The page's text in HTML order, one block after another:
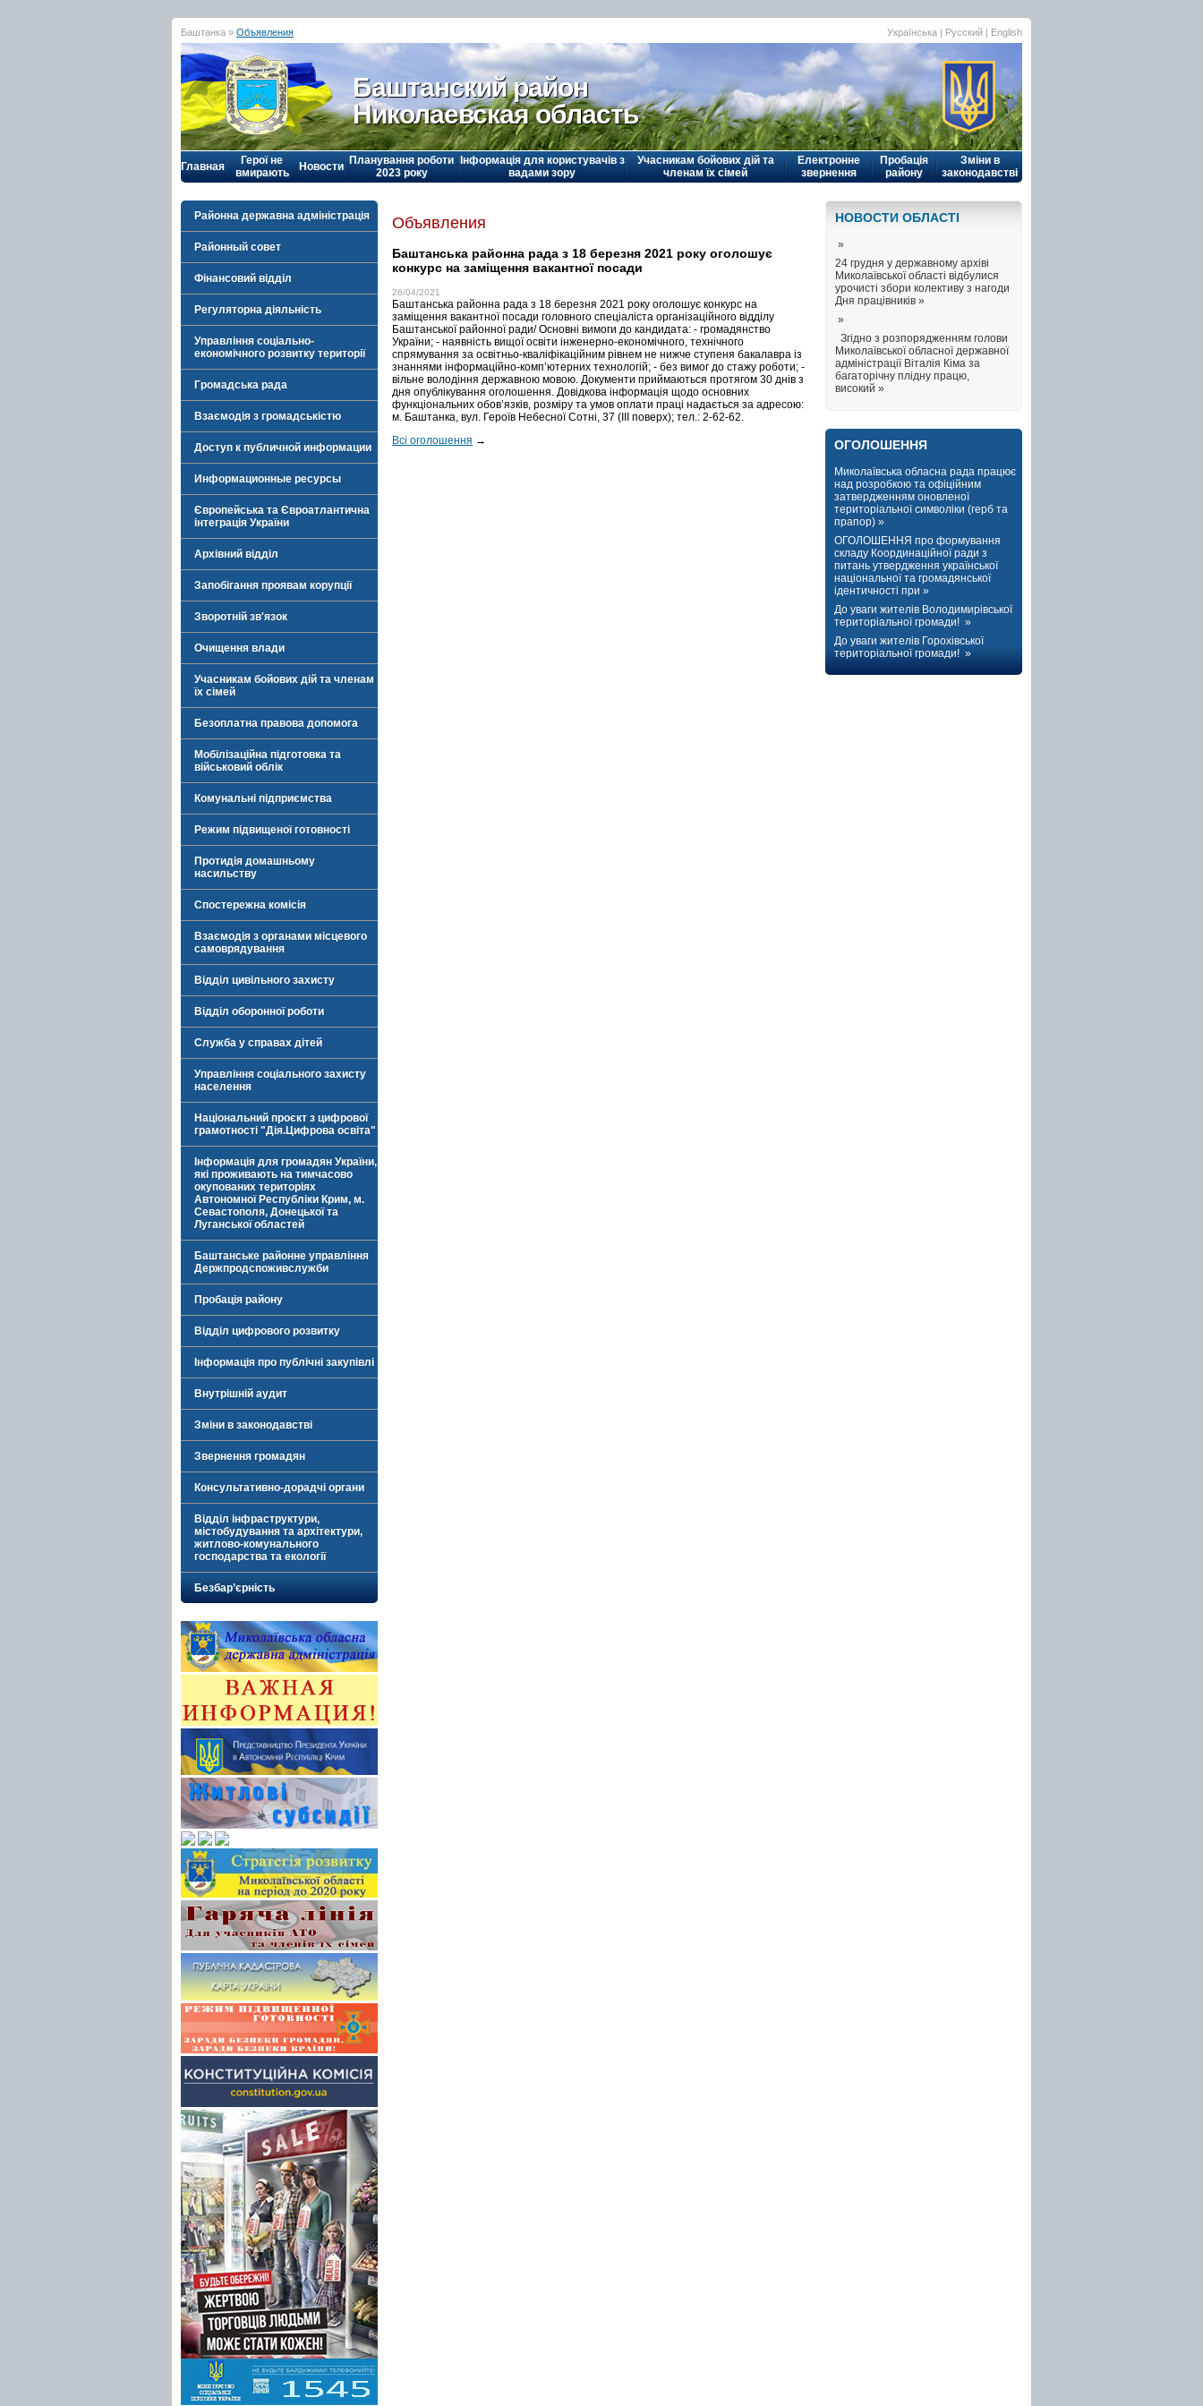
Баштанка » Объявления Українська | Русский | English
Баштанский район
Николаевская область
Главная
Герої не
вмирають
Новости Планування роботи
2023 року
Інформація для користувачів з
вадами зору
Учасникам бойових дій та
членам їх сімей
Електронне
звернення
Пробація
району
Зміни в
законодавстві
Районна державна адміністрація
Районный совет
Фінансовий відділ
Регуляторна діяльність
Управління соціально-
економічного розвитку території
Громадська рада
Взаємодія з громадськістю
Доступ к публичной информации
Информационные ресурсы
Європейська та Євроатлантична
інтеграція України
Архівний відділ
Запобігання проявам корупції
Зворотній зв'язок
Очищення влади
Учасникам бойових дій та членам
їх сімей
Безоплатна правова допомога
Мобілізаційна підготовка та
військовий облік
Комунальні підприємства
Режим підвищеної готовності
Протидія домашньому
насильству
Спостережна комісія
Взаємодія з органами місцевого
самоврядування
Відділ цивільного захисту
Відділ оборонної роботи
Служба у справах дітей
Управління соціального захисту
населення
Національний проєкт з цифрової
грамотності "Дія.Цифрова освіта"
Інформація для громадян України,
які проживають на тимчасово
окупованих територіях
Автономної Республіки Крим, м.
Севастополя, Донецької та
Луганської областей
Баштанське районне управління
Держпродспоживслужби
Пробація району
Відділ цифрового розвитку
Інформація про публічні закупівлі
Внутрішній аудит
Зміни в законодавстві
Звернення громадян
Консультативно-дорадчі органи
Відділ інфраструктури,
містобудування та архітектури,
житлово-комунального
господарства та екології
Безбар’єрність
Объявления
Баштанська районна рада з 18 березня 2021 року оголошує
конкурс на заміщення вакантної посади
26/04/2021
Баштанська районна рада з 18 березня 2021 року оголошує конкурс на
заміщення вакантної посади головного спеціаліста організаційного відділу
Баштанської районної ради/ Основні вимоги до кандидата: - громадянство
України; - наявність вищої освіти інженерно-економічного, технічного
спрямування за освітньо-кваліфікаційним рівнем не нижче ступеня бакалавра із
знаннями інформаційно-комп’ютерних технологій; - без вимог до стажу роботи; -
вільне володіння державною мовою. Документи приймаються протягом 30 днів з
дня опублікування оголошення. Довідкова інформація щодо основних
функціональних обов’язків, розміру та умов оплати праці надається за адресою:
м. Баштанка, вул. Героїв Небесної Сотні, 37 (ІІІ поверх); тел.: 2-62-62.
Всі оголошення →
НОВОСТИ ОБЛАСТI
»
24 грудня у державному архіві
Миколаївської області відбулися
урочисті збори колективу з нагоди
Дня працівників »
»
Згідно з розпорядженням голови
Миколаївської обласної державної
адміністрації Віталія Кіма за
багаторічну плідну працю,
високий »
ОГОЛОШЕННЯ
Миколаївська обласна рада працює
над розробкою та офіційним
затвердженням оновленої
територіальної символіки (герб та
прапор) »
ОГОЛОШЕННЯ про формування
складу Координаційної ради з
питань утвердження української
національної та громадянської
ідентичності при »
До уваги жителів Володимирівської
територіальної громади! »
До уваги жителів Горохівської
територіальної громади! »